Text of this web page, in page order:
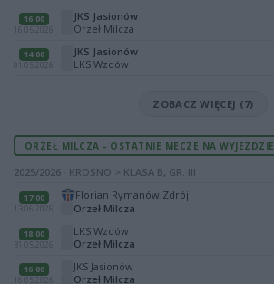
16:00
16.05.2026
JKS Jasionów
Orzeł Milcza
14:00
01.05.2026
JKS Jasionów
LKS Wzdów
ZOBACZ WIĘCEJ (7)
ORZEŁ MILCZA - OSTATNIE MECZE NA WYJEZDZIE
2025/2026 · KROSNO > KLASA B, GR. III
17:00
13.06.2026
Florian Rymanów Zdrój
Orzeł Milcza
18:00
31.05.2026
LKS Wzdów
Orzeł Milcza
16:00
16.05.2026
JKS Jasionów
Orzeł Milcza